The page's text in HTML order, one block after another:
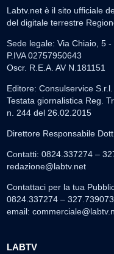
Labtv.net è il sito ufficiale
del digitale terrestre
Sede legale: Via Chiaio, 5
P.IVA 02757950643
Oscr. R.E.A. AV N.181151
Editore: Consulservice S.r.l.
Testata giornalistica Reg.
n. 244 del 26.02.2015
Direttore Responsabile
Contatti: 0824.337274 –
redazione@labtv.net
Contattaci per la tua
0824.337274 –
email:
LABTV